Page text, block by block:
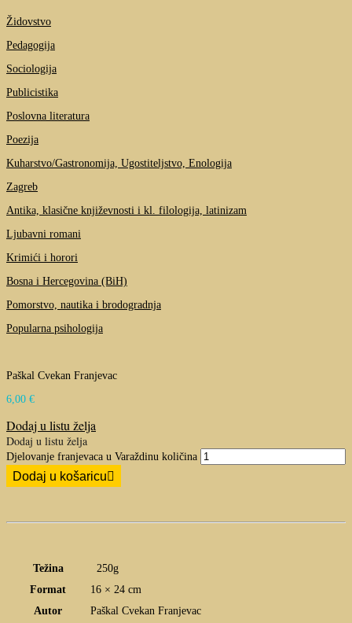
Židovstvo
Pedagogija
Sociologija
Publicistika
Poslovna literatura
Poezija
Kuharstvo/Gastronomija, Ugostiteljstvo, Enologija
Zagreb
Antika, klasične književnosti i kl. filologija, latinizam
Ljubavni romani
Krimići i horori
Bosna i Hercegovina (BiH)
Pomorstvo, nautika i brodogradnja
Popularna psihologija
Paškal Cvekan Franjevac
6,00 €
Dodaj u listu želja
Dodaj u listu želja
Djelovanje franjevaca u Varaždinu količina
Dodaj u košaricu
Težina
250g
Format
16 × 24 cm
Autor
Paškal Cvekan Franjevac